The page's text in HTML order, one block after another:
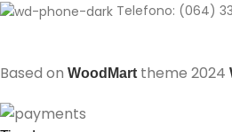
Telefono: (064)
Based on WoodMart theme 2024